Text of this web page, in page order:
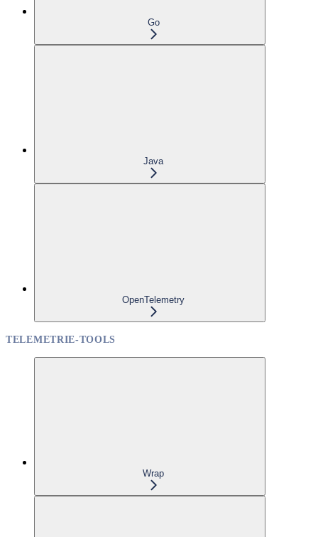
Go
Java
OpenTelemetry
TELEMETRIE-TOOLS
Wrap